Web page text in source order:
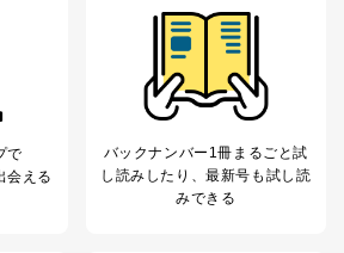
で
会える
バックナンバー1冊まるごと試
し読み したり、最新号も試し読
みできる